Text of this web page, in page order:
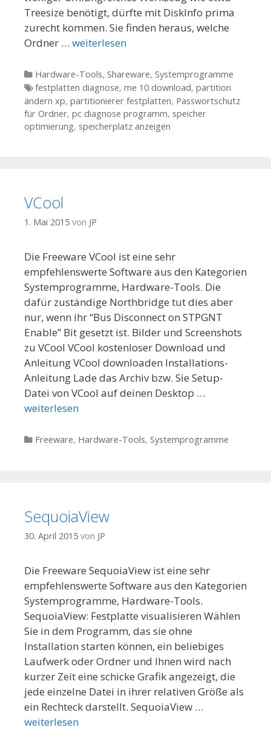
Treesize benötigt, dürfte mit DiskInfo prima
zurecht kommen. Sie finden heraus, welche
Ordner … weiterlesen
Kategorien
Hardware-Tools, Shareware, Systemprogramme
Tags
festplatten diagnose, me 10 download, partition
ändern xp, partitionierer festplatten, Passwortschutz
für Ordner, pc diagnose programm, speicher
optimierung, speicherplatz anzeigen
VCool
1. Mai 2015 von JP
Die Freeware VCool ist eine sehr
empfehlenswerte Software aus den Kategorien
Systemprogramme, Hardware-Tools. Die
dafür zuständige Northbridge tut dies aber
nur, wenn ihr “Bus Disconnect on STPGNT
Enable” Bit gesetzt ist. Bilder und Screenshots
zu VCool VCool kostenloser Download und
Anleitung VCool downloaden Installations-
Anleitung Lade das Archiv bzw. Sie Setup-
Datei von VCool auf deinen Desktop …
weiterlesen
Kategorien
Freeware, Hardware-Tools, Systemprogramme
SequoiaView
30. April 2015 von JP
Die Freeware SequoiaView ist eine sehr
empfehlenswerte Software aus den Kategorien
Systemprogramme, Hardware-Tools.
SequoiaView: Festplatte visualisieren Wählen
Sie in dem Programm, das sie ohne
Installation starten können, ein beliebiges
Laufwerk oder Ordner und Ihnen wird nach
kurzer Zeit eine schicke Grafik angezeigt, die
jede einzelne Datei in ihrer relativen Größe als
ein Rechteck darstellt. SequoiaView …
weiterlesen